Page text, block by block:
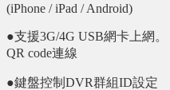
(iPhone / iPad / Android)
●支援3G/4G USB網卡上網。
QR code連線
●鍵盤控制DVR群組ID設定